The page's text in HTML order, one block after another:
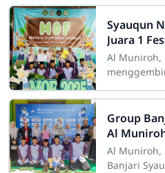
Pondok
digelar
Syauqun
Juara 1
Timur,
Al Muniroh,
berlokasi di
Group
Al
Juara 2
Timur
Al Muniroh,
Banjari